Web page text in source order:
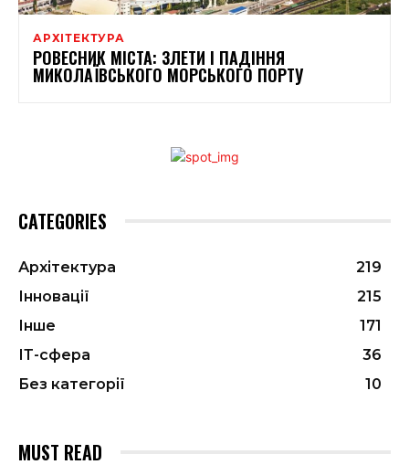
АРХІТЕКТУРА
РОВЕСНИК МІСТА: ЗЛЕТИ І ПАДІННЯ
МИКОЛАЇВСЬКОГО МОРСЬКОГО ПОРТУ
CATEGORIES
Архітектура
219
Інновації
215
Інше
171
ІТ-сфера
36
Без категорії
10
MUST READ